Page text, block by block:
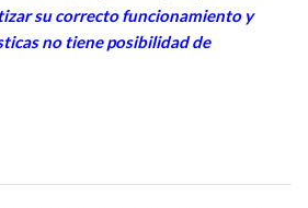
su correcto funcionamiento y
no tiene posibilidad de